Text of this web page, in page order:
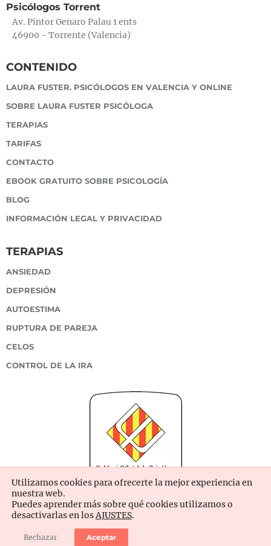
Psicólogos Torrent
Av. Pintor Genaro Palau 1 ents
46900 - Torrente (Valencia)
CONTENIDO
LAURA FUSTER. PSICÓLOGOS EN VALENCIA Y ONLINE
SOBRE LAURA FUSTER PSICÓLOGA
TERAPIAS
TARIFAS
CONTACTO
EBOOK GRATUITO SOBRE PSICOLOGÍA
BLOG
INFORMACIÓN LEGAL Y PRIVACIDAD
TERAPIAS
ANSIEDAD
DEPRESIÓN
AUTOESTIMA
RUPTURA DE PAREJA
CELOS
CONTROL DE LA IRA
Utilizamos cookies para ofrecerte la mejor experiencia en
nuestra web.
Puedes aprender más sobre qué cookies utilizamos o
desactivarlas en losAJUSTES.
Aceptar
Rechazar